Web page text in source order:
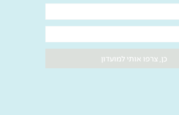
כן, צרפו אותי למועדון